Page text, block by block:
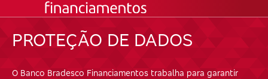
PROTEÇÃO DE DADOS
O Banco Bradesco Financiamentos trabalha para garantir